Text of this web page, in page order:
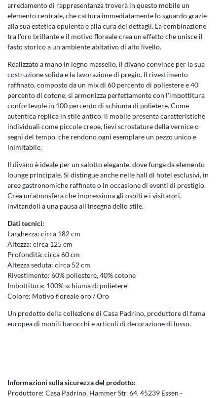
arredamento di rappresentanza troverà in questo mobile un
elemento centrale, che cattura immediatamente lo sguardo grazie
alla sua estetica opulenta e alla cura dei dettagli. La combinazione
tra l'oro brillante e il motivo floreale crea un effetto che unisce il
fasto storico a un ambiente abitativo di alto livello.
Realizzato a mano in legno massello, il divano convince per la sua
costruzione solida e la lavorazione di pregio. Il rivestimento
raffinato, composto da un mix di 60 percento di poliestere e 40
percento di cotone, si armonizza perfettamente con l'imbottitura
confortevole in 100 percento di schiuma di polietere. Come
autentica replica in stile antico, il mobile presenta caratteristiche
individuali come piccole crepe, lievi scrostature della vernice o
segni del tempo, che rendono ogni esemplare un pezzo unico e
inimitabile.
Il divano è ideale per un salotto elegante, dove funge da elemento
lounge principale. Si distingue anche nelle hall di hotel esclusivi, in
aree gastronomiche raffinate o in occasione di eventi di prestigio.
Crea un'atmosfera che impressiona gli ospiti e i visitatori,
invitandoli a una pausa all'insegna dello stile.
Dati tecnici:
Larghezza: circa 182 cm
Altezza: circa 125 cm
Profondità: circa 60 cm
Altezza seduta: circa 52 cm
Rivestimento: 60% poliestere, 40% cotone
Imbottitura: 100% schiuma di polietere
Colore: Motivo floreale oro / Oro
Un prodotto della collezione di Casa Padrino, produttore di fama
europea di mobili barocchi e articoli di decorazione di lusso.
Informazioni sulla sicurezza del prodotto:
Produttore: Casa Padrino Hammer Str.64 45239 Essen